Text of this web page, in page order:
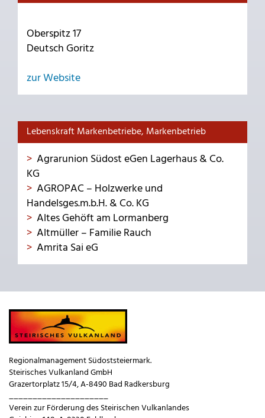
Oberspitz 17
Deutsch Goritz
zur Website
Lebenskraft Markenbetriebe, Markenbetrieb
Agrarunion Südost eGen Lagerhaus & Co.
KG
AGROPAC – Holzwerke und
Handelsges.m.b.H. & Co. KG
Altes Gehöft am Lormanberg
Altmüller – Familie Rauch
Amrita Sai eG
Regionalmanagement Südoststeiermark.
Steirisches Vulkanland GmbH
Grazertorplatz 15/4, A-8490 Bad Radkersburg
_____________________
Verein zur Förderung des Steirischen Vulkanlandes